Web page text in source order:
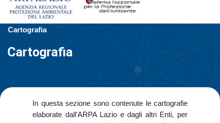
Cartografia
Cartografia
In questa sezione sono contenute le cartografie
elaborate dall'ARPA Lazio e dagli altri Enti, per